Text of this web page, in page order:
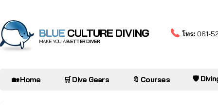
BLUE CULTURE DIVING
MAKE YOU ABETTER DIVER
โทร: 061-
🏡 Home 🛒 Dive Gears 🔖 Courses 🛡️